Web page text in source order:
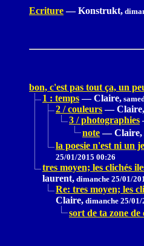
Ecriture — Konstrukt,
bon, c'est pas tout ça, un
1 : temps — Claire,
2 / couleurs — Claire,
3 / photographies
note — Claire,
la poesie n'est ni un
25/01/2015 00:26
tres moyen; les clichés
laurent, dimanche 25/01/
Re: tres moyen; les
Claire, dimanche 25/
sort de ta zone